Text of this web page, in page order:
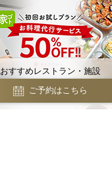
おすすめレストラン・施設
ご予約はこちら